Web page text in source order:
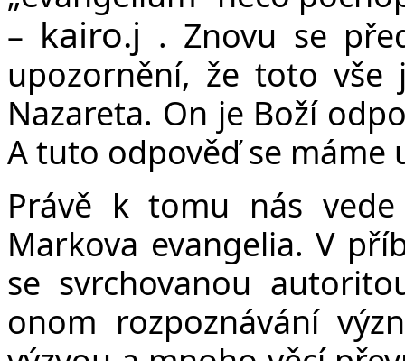
– kairo.j . Znovu se
upozornění, že toto vše
Nazareta. On je Boží
A tuto odpověď se máme
Právě k tomu nás
Markova evangelia. V
se svrchovanou
onom rozpoznávání